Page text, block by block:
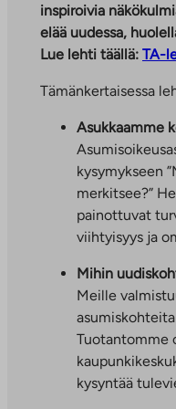
inspiroivia
elää uudessa,
Lue lehti täällä: TA-
Tämänkertaisessa
Asukkaamme
kysymykseen
merkitsee?”
painottuvat
viihtyisyys ja
Mihin
Meille
Tuotantomme
kysyntää